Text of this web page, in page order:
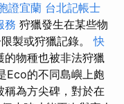
證宜蘭 台北記帳士
務 狩獵發生在某些物
製或狩獵記錄。快
的物種也被非法狩獵
Eco的不同島嶼上皰
為方尖碑，對於在